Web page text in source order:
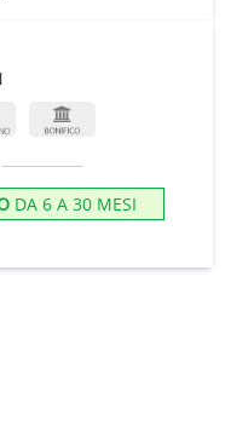
DA 6 A 30 MESI